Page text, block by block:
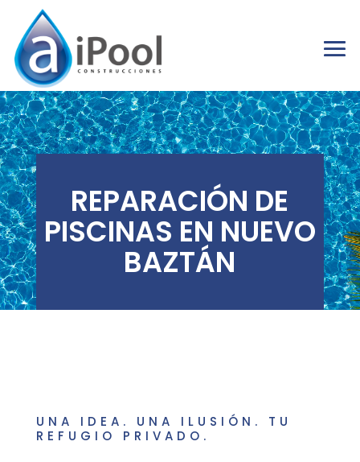
REPARACIÓN DE
PISCINAS EN NUEVO
BAZTÁN
UNA IDEA. UNA ILUSIÓN. TU
REFUGIO PRIVADO.